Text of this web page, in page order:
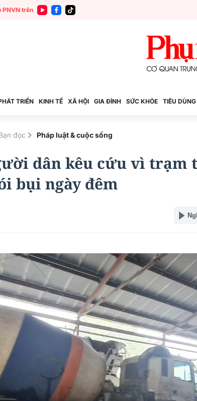
PNVN trên
TRIỂN KINH TẾ XÃ HỘI GIA ĐÌNH SỨC KHỎE TIÊU DÙNG
đọc Pháp luật & cuộc sống
dân kêu cứu vì trạm
bụi ngày đêm